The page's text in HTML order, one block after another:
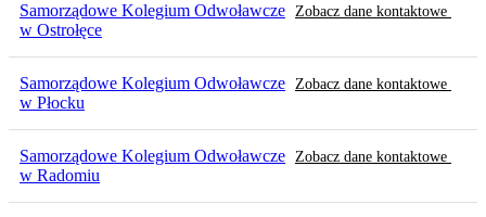
Samorządowe Kolegium Odwoławcze
w Ostrołęce
Zobacz dane kontaktowe
Samorządowe Kolegium Odwoławcze
w Płocku
Zobacz dane kontaktowe
Samorządowe Kolegium Odwoławcze
w Radomiu
Zobacz dane kontaktowe